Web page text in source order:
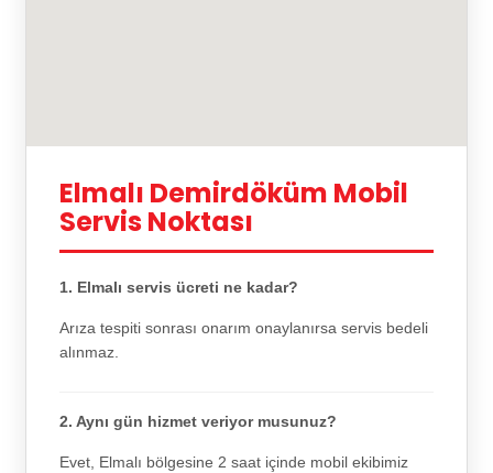
Elmalı Demirdöküm Mobil
Servis Noktası
1. Elmalı servis ücreti ne kadar?
Arıza tespiti sonrası onarım onaylanırsa servis bedeli
alınmaz.
2. Aynı gün hizmet veriyor musunuz?
Evet, Elmalı bölgesine 2 saat içinde mobil ekibimiz